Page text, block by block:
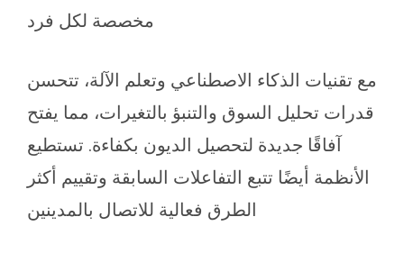
مخصصة لكل فرد
مع تقنيات الذكاء الاصطناعي وتعلم الآلة، تتحسن
قدرات تحليل السوق والتنبؤ بالتغيرات، مما يفتح
آفاقًا جديدة لتحصيل الديون بكفاءة. تستطيع
الأنظمة أيضًا تتبع التفاعلات السابقة وتقييم أكثر
الطرق فعالية للاتصال بالمدينين